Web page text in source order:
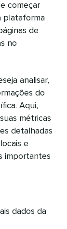
começar
plataforma
de
no
analisar,
do
Aqui,
métricas
detalhadas
e
importantes
dados da